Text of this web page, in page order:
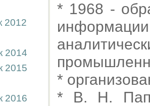
2012
2014
2015
2016
* 1968 -
*
* В. Н.